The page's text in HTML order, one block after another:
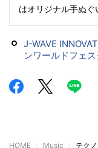
はオリジナル手ぬ
J-WAVE
ンワールドフェ
HOME Music テク